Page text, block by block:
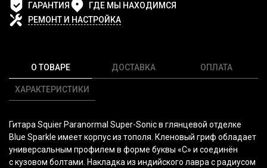
ГАРАНТИЯ
ГДЕ МЫ НАХОДИМСЯ
РЕМОНТ И НАСТРОЙКА
О ТОВАРЕ
ХАРАКТЕРИСТИКИ
ДОСТАВКА ОПЛАТА
Гитара Squier Paranormal Super-Sonic в глянцевой отделке
Blue Sparkle имеет корпус из тополя. Кленовый гриф обладает
универсальным профилем в форме буквы «С» и соединён
с кузовом болтами. Накладка из индийского лавра с радиусом